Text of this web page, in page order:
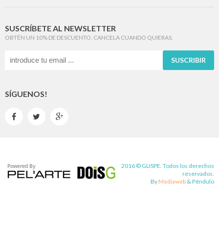
SUSCRÍBETE AL NEWSLETTER
OBTÉN UN 10% DE DESCUENTO. CANCELA CUANDO QUIERAS.
SUSCRIBIR
SÍGUENOS!
  
2016 © GLISPE. Todos los derechos
reservados.
By Mediaweb & Pêndulo